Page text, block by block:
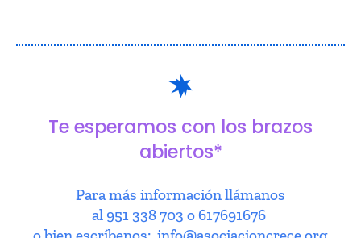
Te esperamos con los brazos
abiertos*
Para más información llámanos
al 951 338 703 o 617691676